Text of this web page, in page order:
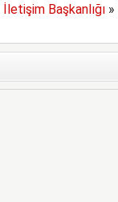
İletişim Başkanlığı»